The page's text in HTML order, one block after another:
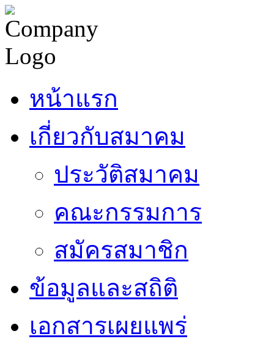
หน้าแรก
เกี่ยวกับสมาคม
ประวัติสมาคม
คณะกรรมการ
สมัครสมาชิก
ข้อมูลและสถิติ
เอกสารเผยแพร่